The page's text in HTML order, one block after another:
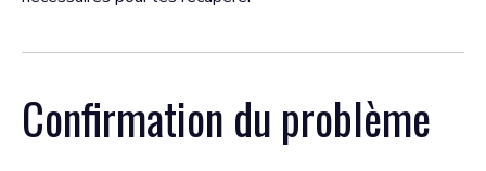
Confirmation du problème